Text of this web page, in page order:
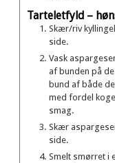
Tarteletfyld –
Skær/riv
side.
Vask
af bunden på
bund af både
med fordel
smag.
Skær
side.
Smelt smørret i